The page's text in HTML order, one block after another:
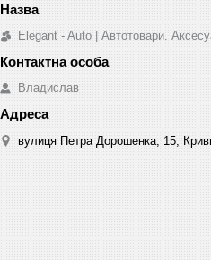
Elegant - Auto | Автотовари.
Владислав
вулиця Петра Дорошенка, 15,